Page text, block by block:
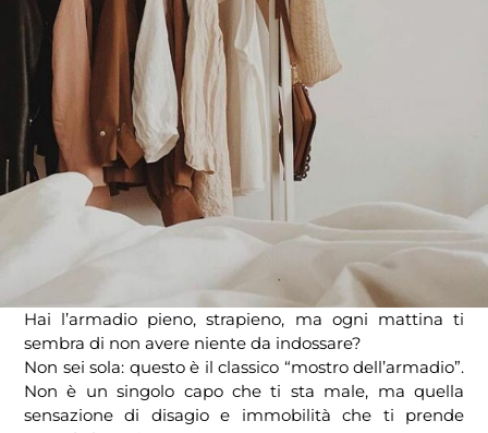
Hai l’armadio pieno, strapieno, ma ogni mattina ti
sembra di non avere niente da indossare?
Non sei sola: questo è il classico “mostro dell’armadio”.
Non è un singolo capo che ti sta male, ma quella
sensazione di disagio e immobilità che ti prende